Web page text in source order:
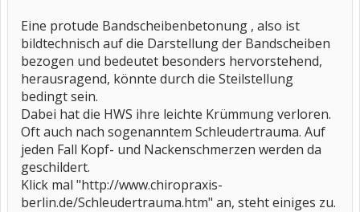
Eine protude Bandscheibenbetonung , also ist
bildtechnisch auf die Darstellung der Bandscheiben
bezogen und bedeutet besonders hervorstehend,
herausragend, könnte durch die Steilstellung
bedingt sein.
Dabei hat die HWS ihre leichte Krümmung verloren.
Oft auch nach sogenanntem Schleudertrauma. Auf
jeden Fall Kopf- und Nackenschmerzen werden da
geschildert.
Klick mal "http://www.chiropraxis-
berlin.de/Schleudertrauma.htm" an, steht einiges zu.